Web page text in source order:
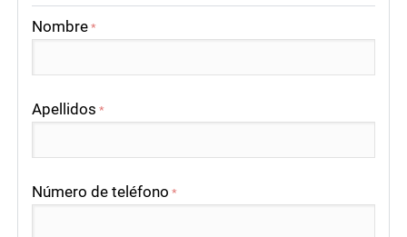
Nombre *
Apellidos *
Número de teléfono *